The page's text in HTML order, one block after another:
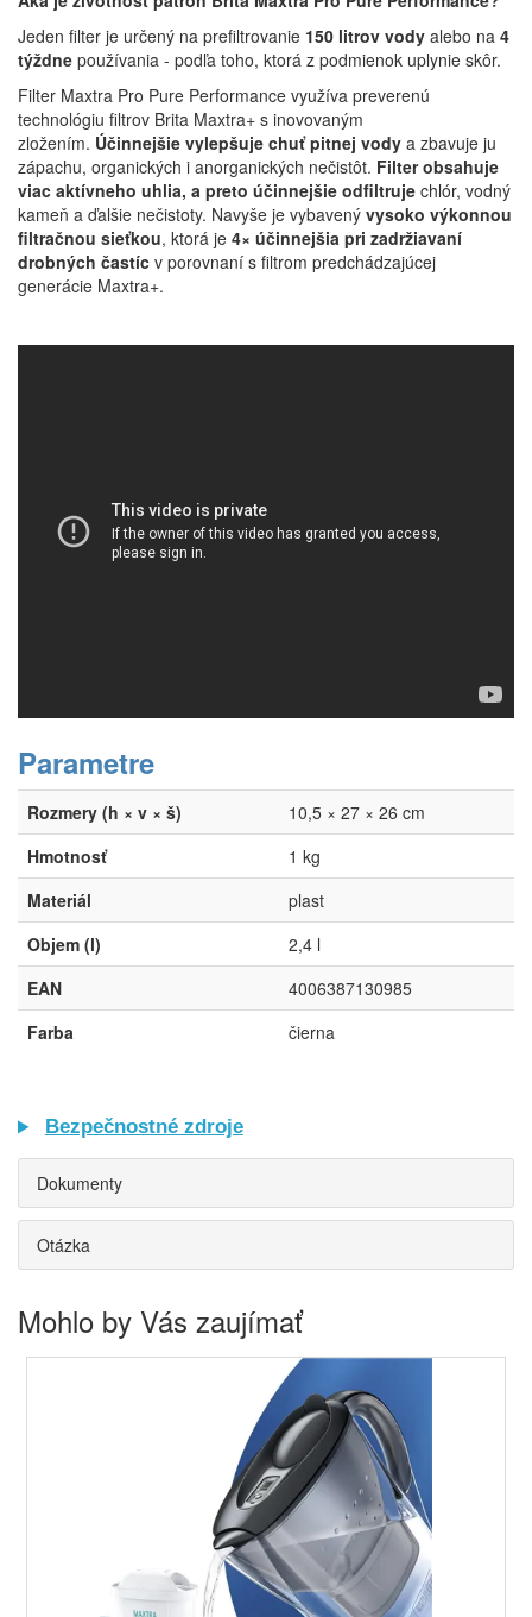
Jeden filter je určený na prefiltrovanie 150 litrov vody alebo na 4
týždne používania - podľa toho, ktorá z podmienok uplynie skôr.
Filter Maxtra Pro Pure Performance využíva preverenú
technológiu filtrov Brita Maxtra+ s inovovaným
zložením. Účinnejšie vylepšuje chuť pitnej vody a zbavuje ju
zápachu, organických i anorganických nečistôt. Filter obsahuje
viac aktívneho uhlia, a preto účinnejšie odfiltruje chlór, vodný
kameň a ďalšie nečistoty. Navyše je vybavený vysoko výkonnou
filtračnou sieťkou, ktorá je 4× účinnejšia pri zadržiavaní
drobných častíc v porovnaní s filtrom predchádzajúcej
generácie Maxtra+.
Parametre
Rozmery (h × v × š)
10,5 × 27 × 26 cm
Hmotnosť
1 kg
Materiál
plast
Objem (l)
2,4 l
EAN
4006387130985
Farba
čierna
Bezpečnostné zdroje
Dokumenty
Otázka
Mohlo by Vás zaujímať